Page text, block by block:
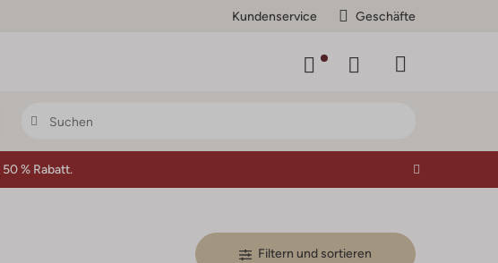
Kundenservice Geschäfte
50 % Rabatt.
Filtern und sortieren